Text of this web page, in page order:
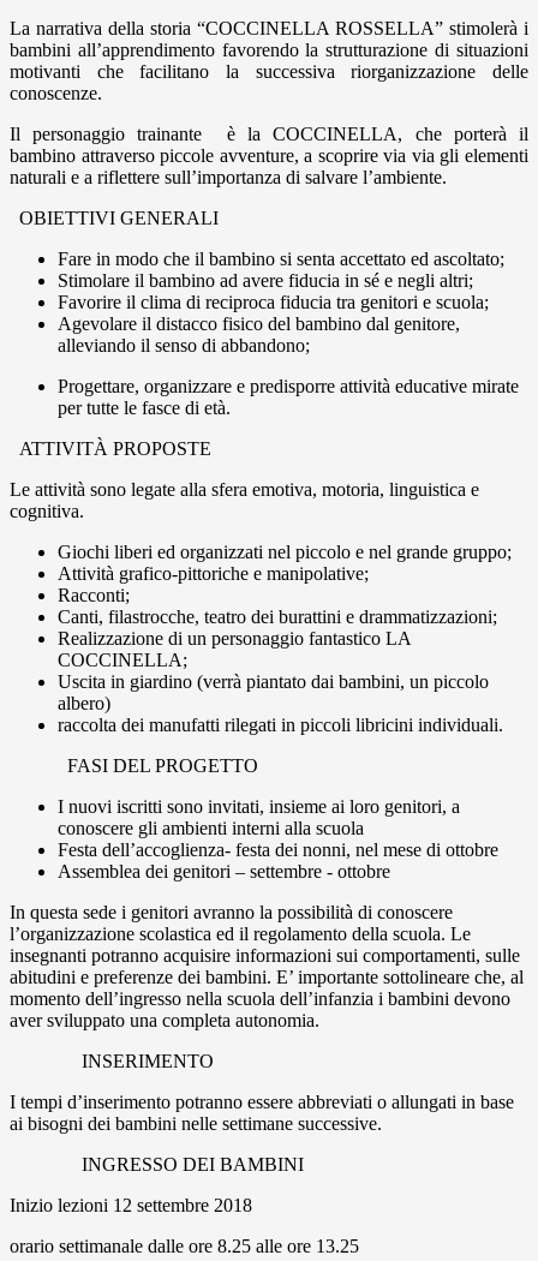
La narrativa della storia “COCCINELLA ROSSELLA” stimolerà i
bambini all’apprendimento favorendo la strutturazione di situazioni
motivanti che facilitano la successiva riorganizzazione delle
conoscenze.
Il personaggio trainante è la COCCINELLA, che porterà il
bambino attraverso piccole avventure, a scoprire via via gli elementi
naturali e a riflettere sull’importanza di salvare l’ambiente.
OBIETTIVI GENERALI
Fare in modo che il bambino si senta accettato ed ascoltato;
Stimolare il bambino ad avere fiducia in sé e negli altri;
Favorire il clima di reciproca fiducia tra genitori e scuola;
Agevolare il distacco fisico del bambino dal genitore,
alleviando il senso di abbandono;
Progettare, organizzare e predisporre attività educative mirate
per tutte le fasce di età.
ATTIVITÀ PROPOSTE
Le attività sono legate alla sfera emotiva, motoria, linguistica e
cognitiva.
Giochi liberi ed organizzati nel piccolo e nel grande gruppo;
Attività grafico-pittoriche e manipolative;
Racconti;
Canti, filastrocche, teatro dei burattini e drammatizzazioni;
Realizzazione di un personaggio fantastico LA
COCCINELLA;
Uscita in giardino (verrà piantato dai bambini, un piccolo
albero)
raccolta dei manufatti rilegati in piccoli libricini individuali.
FASI DEL PROGETTO
I nuovi iscritti sono invitati, insieme ai loro genitori, a
conoscere gli ambienti interni alla scuola
Festa dell’accoglienza- festa dei nonni, nel mese di ottobre
Assemblea dei genitori – settembre - ottobre
In questa sede i genitori avranno la possibilità di conoscere
l’organizzazione scolastica ed il regolamento della scuola. Le
insegnanti potranno acquisire informazioni sui comportamenti, sulle
abitudini e preferenze dei bambini. E’ importante sottolineare che, al
momento dell’ingresso nella scuola dell’infanzia i bambini devono
aver sviluppato una completa autonomia.
INSERIMENTO
I tempi d’inserimento potranno essere abbreviati o allungati in base
ai bisogni dei bambini nelle settimane successive.
INGRESSO DEI BAMBINI
Inizio lezioni 12 settembre 2018
orario settimanale dalle ore 8.25 alle ore 13.25